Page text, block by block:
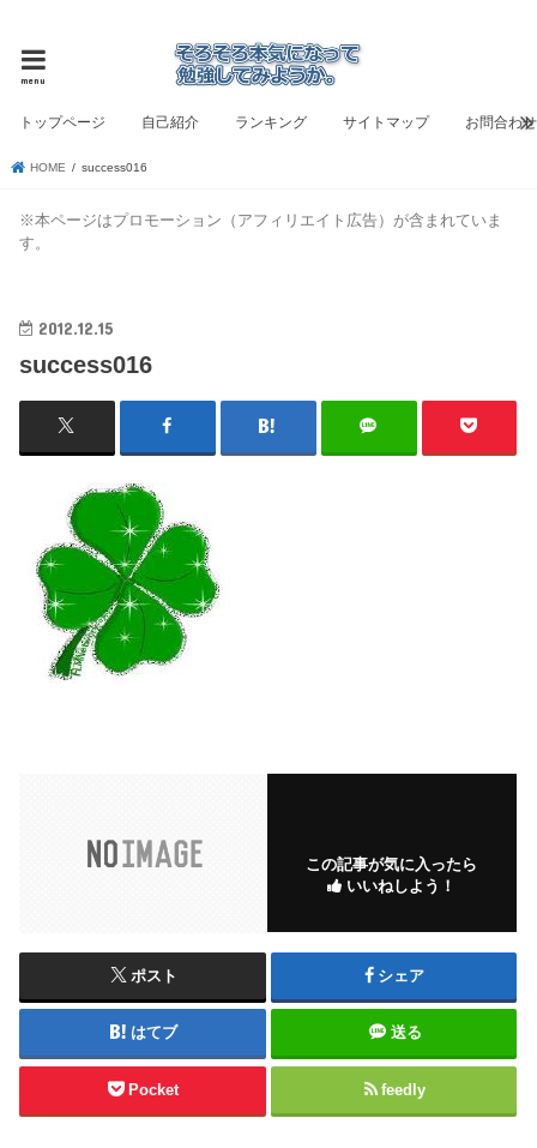
menu
トップページ 自己紹介 ランキング サイトマップ お問合わせ
HOME success016
※本ページはプロモーション（アフィリエイト広告）が含まれていま
す。
2012.12.15
success016
この記事が気に入ったら
いいねしよう！
ポスト シェア
はてブ 送る
Pocket feedly